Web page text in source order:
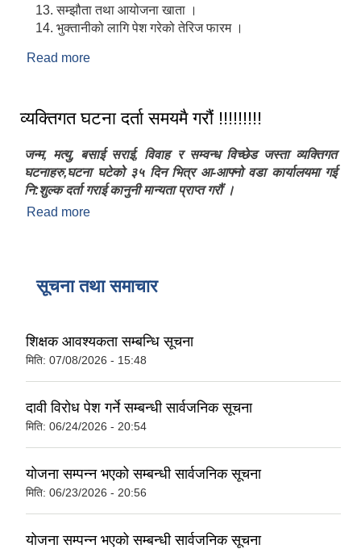
सम्झौता तथा आयोजना खाता ।
भुक्तानीको लागि पेश गरेको तेरिज फारम ।
Read more
व्यक्तिगत घटना दर्ता समयमै गरौं !!!!!!!!!
जन्म, मत्यु, बसाई सराई, विवाह र सम्वन्ध विच्छेड जस्ता व्यक्तिगत
घटनाहरु,घटना घटेको ३५ दिन भित्र आ-आफ्नो वडा कार्यालयमा गई
नि:शुल्क दर्ता गराई कानुनी मान्यता प्राप्त गरौं ।
Read more
सूचना तथा समाचार
शिक्षक आवश्यकता सम्बन्धि सूचना
मिति: 07/08/2026 - 15:48
दावी विरोध पेश गर्ने सम्बन्धी सार्वजनिक सूचना
मिति: 06/24/2026 - 20:54
योजना सम्पन्न भएको सम्बन्धी सार्वजनिक सूचना
मिति: 06/23/2026 - 20:56
योजना सम्पन्न भएको सम्बन्धी सार्वजनिक सूचना